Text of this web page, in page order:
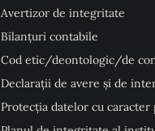
Avertizor de integritate
Bilanțuri contabile
Cod etic/deontologic/de
Declarații de avere și de
Protecția datelor cu caracter